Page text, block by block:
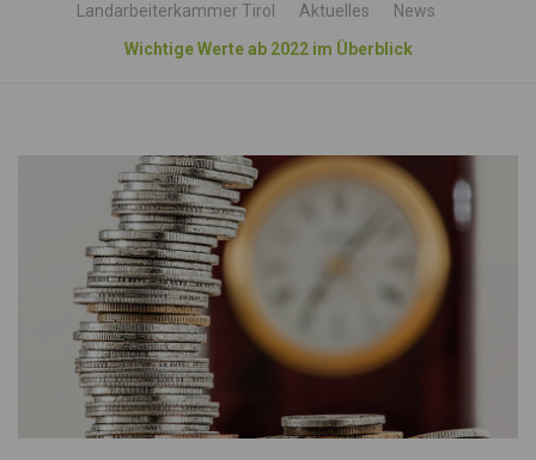
Landarbeiterkammer Tirol Aktuelles
News
Wichtige Werte ab 2022 im Überblick